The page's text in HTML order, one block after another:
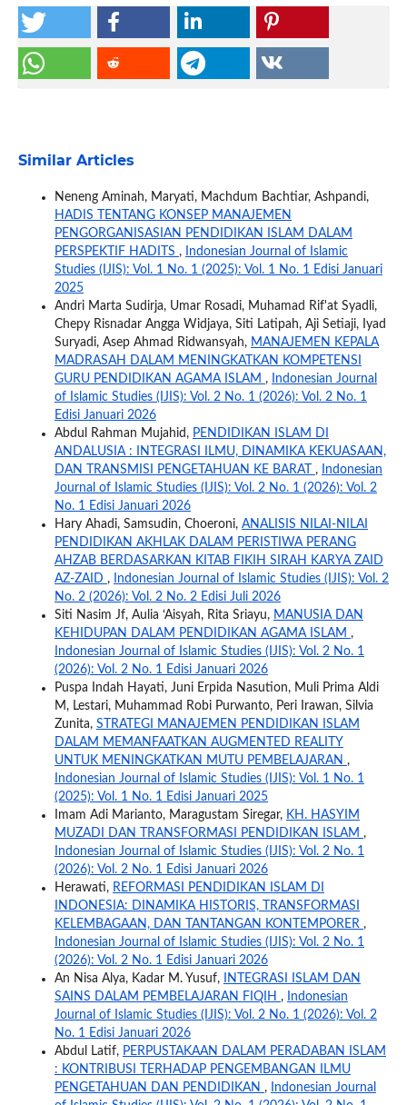
Similar Articles
Neneng Aminah, Maryati, Machdum Bachtiar, Ashpandi,
HADIS TENTANG KONSEP MANAJEMEN
PENGORGANISASIAN PENDIDIKAN ISLAM DALAM
PERSPEKTIF HADITS ,
Indonesian Journal of Islamic
Studies (IJIS): Vol. 1 No. 1 (2025): Vol. 1 No. 1 Edisi Januari
2025
Andri Marta Sudirja, Umar Rosadi, Muhamad Rif'at Syadli,
Chepy Risnadar Angga Widjaya, Siti Latipah, Aji Setiaji, Iyad
Suryadi, Asep Ahmad Ridwansyah, MANAJEMEN KEPALA
MADRASAH DALAM MENINGKATKAN KOMPETENSI
GURU PENDIDIKAN AGAMA ISLAM ,
Indonesian Journal
of Islamic Studies (IJIS): Vol. 2 No. 1 (2026): Vol. 2 No. 1
Edisi Januari 2026
Abdul Rahman Mujahid, PENDIDIKAN ISLAM DI
ANDALUSIA : INTEGRASI ILMU, DINAMIKA KEKUASAAN,
DAN TRANSMISI PENGETAHUAN KE BARAT ,
Indonesian
Journal of Islamic Studies (IJIS): Vol. 2 No. 1 (2026): Vol. 2
No. 1 Edisi Januari 2026
Hary Ahadi, Samsudin, Choeroni, ANALISIS NILAI-NILAI
PENDIDIKAN AKHLAK DALAM PERISTIWA PERANG
AHZAB BERDASARKAN KITAB FIKIH SIRAH KARYA ZAID
AZ-ZAID ,
Indonesian Journal of Islamic Studies (IJIS): Vol. 2
No. 2 (2026): Vol. 2 No. 2 Edisi Juli 2026
Siti Nasim Jf, Aulia ‘Aisyah, Rita Sriayu, MANUSIA DAN
KEHIDUPAN DALAM PENDIDIKAN AGAMA ISLAM ,
Indonesian Journal of Islamic Studies (IJIS): Vol. 2 No. 1
(2026): Vol. 2 No. 1 Edisi Januari 2026
Puspa Indah Hayati, Juni Erpida Nasution, Muli Prima Aldi
M, Lestari, Muhammad Robi Purwanto, Peri Irawan, Silvia
Zunita, STRATEGI MANAJEMEN PENDIDIKAN ISLAM
DALAM MEMANFAATKAN AUGMENTED REALITY
UNTUK MENINGKATKAN MUTU PEMBELAJARAN ,
Indonesian Journal of Islamic Studies (IJIS): Vol. 1 No. 1
(2025): Vol. 1 No. 1 Edisi Januari 2025
Imam Adi Marianto, Maragustam Siregar, KH. HASYIM
MUZADI DAN TRANSFORMASI PENDIDIKAN ISLAM ,
Indonesian Journal of Islamic Studies (IJIS): Vol. 2 No. 1
(2026): Vol. 2 No. 1 Edisi Januari 2026
Herawati, REFORMASI PENDIDIKAN ISLAM DI
INDONESIA: DINAMIKA HISTORIS, TRANSFORMASI
KELEMBAGAAN, DAN TANTANGAN KONTEMPORER ,
Indonesian Journal of Islamic Studies (IJIS): Vol. 2 No. 1
(2026): Vol. 2 No. 1 Edisi Januari 2026
An Nisa Alya, Kadar M. Yusuf,
INTEGRASI ISLAM DAN
SAINS DALAM PEMBELAJARAN FIQIH ,
Indonesian
Journal of Islamic Studies (IJIS): Vol. 2 No. 1 (2026): Vol. 2
No. 1 Edisi Januari 2026
Abdul Latif, PERPUSTAKAAN DALAM PERADABAN ISLAM
: KONTRIBUSI TERHADAP PENGEMBANGAN ILMU
PENGETAHUAN DAN PENDIDIKAN ,
Indonesian Journal